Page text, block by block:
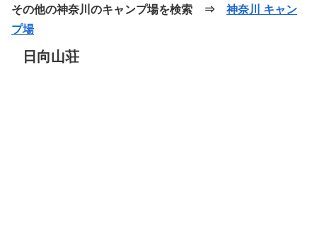
その他の神奈川のキャンプ場を検索 ⇒ 神奈川 キャン
プ場
日向山荘